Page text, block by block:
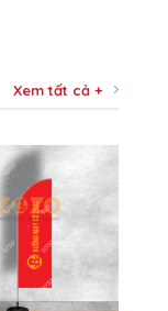
Xem tất cả +